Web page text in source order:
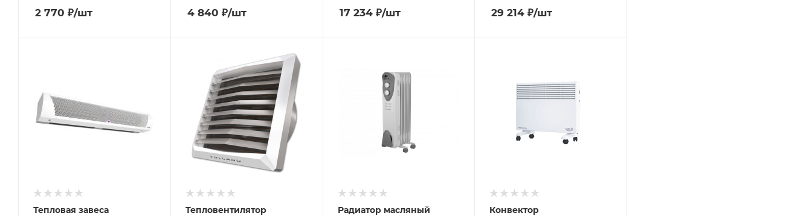
2 770 ₽/шт 4 840 ₽/шт 17 234₽/шт 29 214 ₽/шт
Тепловая завеса
Тепловентилятор
Радиатор масляный
Конвектор